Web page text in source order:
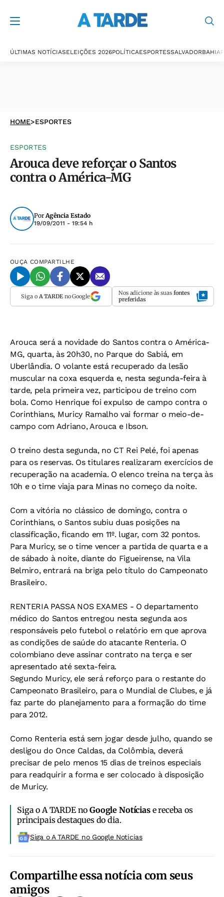
ÚLTIMAS NOTÍCIASELEIÇÕES 2026POLÍTICAESPORTESSALVADORBAHIA
HOME>ESPORTES
ESPORTES
Arouca deve reforçar o Santos
contra o América-MG
PorAgência Estado
19/09/2011 - 19:54 h
OUÇA COMPARTILHE
Siga o A TARDEno Google Nos adicione às suas fontes
preferidas
Arouca será a novidade do Santos contra o América-
MG, quarta, às 20h30, no Parque do Sabiá, em
Uberlândia. O volante está recuperado da lesão
muscular na coxa esquerda e, nesta segunda-feira à
tarde, pela primeira vez, participou de treino com
bola. Como Henrique foi expulso de campo contra o
Corinthians, Muricy Ramalho vai formar o meio-de-
campo com Adriano, Arouca e Ibson.
O treino desta segunda, no CT Rei Pelé, foi apenas
para os reservas. Os titulares realizaram exercícios de
recuperação na academia. O elenco treina na terça às
10h e o time viaja para Minas no começo da noite.
Com a vitória no clássico de domingo, contra o
Corinthians, o Santos subiu duas posições na
classificação, ficando em 11º. lugar, com 32 pontos.
Para Muricy, se o time vencer a partida de quarta e a
de sábado à noite, diante do Figueirense, na Vila
Belmiro, entrará na briga pelo título do Campeonato
Brasileiro.
RENTERIA PASSA NOS EXAMES - O departamento
médico do Santos entregou nesta segunda aos
responsáveis pelo futebol o relatório em que aprova
as condições de saúde do atacante Renteria. O
colombiano deve assinar contrato na terça e ser
apresentado até sexta-feira.
Segundo Muricy, ele será reforço para o restante do
Campeonato Brasileiro, para o Mundial de Clubes, e já
faz parte do planejamento para a formação do time
para 2012.
Como Renteria está sem jogar desde julho, quando se
desligou do Once Caldas, da Colômbia, deverá
precisar de pelo menos 15 dias de treinos especiais
para readquirir a forma e ser colocado à disposição
de Muricy.
Siga o A TARDE noGoogle Notíciase receba os
principais destaques do dia.
Siga o A TARDE no Google Noticias
Compartilhe essa notícia com seus
amigos